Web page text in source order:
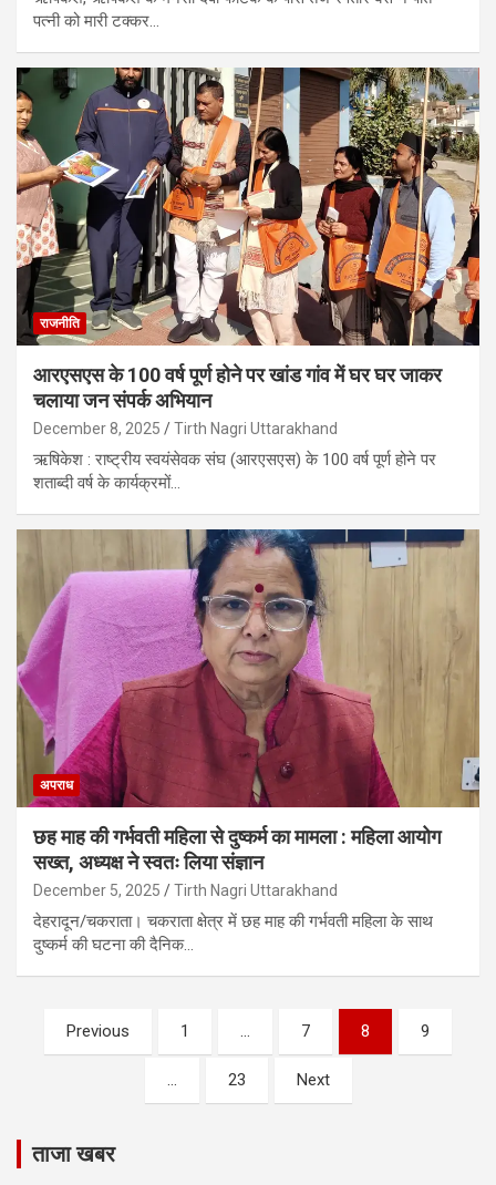
पत्नी को मारी टक्कर…
राजनीति
आरएसएस के 100 वर्ष पूर्ण होने पर खांड गांव में घर घर जाकर
चलाया जन संपर्क अभियान
December 8, 2025 Tirth Nagri Uttarakhand
ऋषिकेश : राष्ट्रीय स्वयंसेवक संघ (आरएसएस) के 100 वर्ष पूर्ण होने पर
शताब्दी वर्ष के कार्यक्रमों…
अपराध
छह माह की गर्भवती महिला से दुष्कर्म का मामला : महिला आयोग
सख्त, अध्यक्ष ने स्वतः लिया संज्ञान
December 5, 2025 Tirth Nagri Uttarakhand
देहरादून/चकराता। चकराता क्षेत्र में छह माह की गर्भवती महिला के साथ
दुष्कर्म की घटना की दैनिक…
Posts
pagination
Previous 1 … 7 8 9
… 23 Next
ताजा खबर